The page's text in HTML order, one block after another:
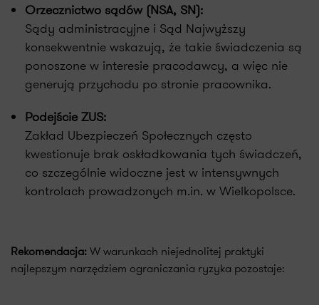
Orzecznictwo sądów (NSA, SN):
Sądy administracyjne i Sąd Najwyższy
konsekwentnie wskazują, że takie świadczenia są
ponoszone w interesie pracodawcy, a więc nie
generują przychodu po stronie pracownika.
Podejście ZUS:
Zakład Ubezpieczeń Społecznych często
kwestionuje brak oskładkowania tych świadczeń,
co szczególnie widoczne jest w intensywnych
kontrolach prowadzonych m.in. w Wielkopolsce.
Rekomendacja:W warunkach niejednolitej praktyki
najlepszym narzędziem ograniczania ryzyka pozostaje: